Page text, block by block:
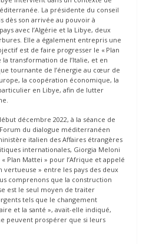
La présidente du conseil
dès son arrivée au pouvoir à
avec l’Algérie et la Libye, deux
Elle a également entrepris une
est de faire progresser le « Plan
transformation de l’Italie, et en
tournante de l’énergie au cœur de
la coopération économique, la
en Libye, afin de lutter
décembre 2022, à la séance de
du dialogue méditerranéen
italien des Affaires étrangères
internationales, Giorgia Meloni
Plan Mattei » pour l’Afrique et appelé
» entre les pays des deux
comprenons que la construction
est le seul moyen de traiter
tels que le changement
et la santé », avait-elle indiqué,
peuvent prospérer que si leurs